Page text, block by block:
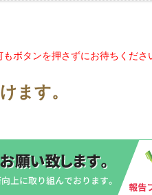
ボタンを押さずにお待ちくださ
ます。